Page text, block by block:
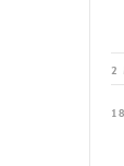
2